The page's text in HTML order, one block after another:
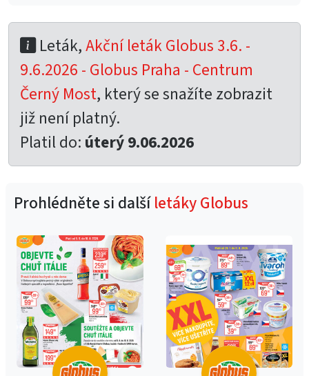
Leták,Akční leták Globus 3.6. -
9.6.2026 - Globus Praha - Centrum
Černý Most, který se snažíte zobrazit
již není platný.
Platil do: úterý 9.06.2026
Prohlédněte si dalšíletáky Globus